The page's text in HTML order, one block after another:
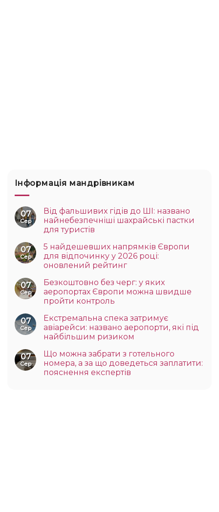
Інформація мандрівникам
07
Сер
Від фальшивих гідів до ШІ: названо
найнебезпечніші шахрайські пастки
для туристів
07
Сер
5 найдешевших напрямків Європи
для відпочинку у 2026 році:
оновлений рейтинг
07
Сер
Безкоштовно без черг: у яких
аеропортах Європи можна швидше
пройти контроль
07
Сер
Екстремальна спека затримує
авіарейси: названо аеропорти, які під
найбільшим ризиком
07
Сер
Що можна забрати з готельного
номера, а за що доведеться заплатити:
пояснення експертів